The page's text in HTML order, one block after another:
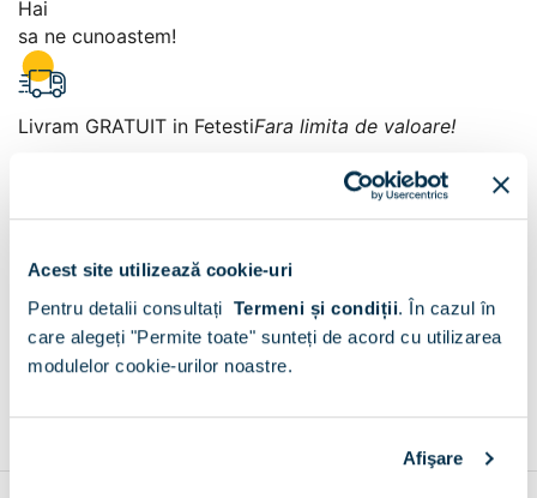
Acest site utilizează cookie-uri
Pentru detalii consultați Termeni și condiții. În cazul în
care alegeți "Permite toate" sunteți de acord cu utilizarea
modulelor cookie-urilor noastre.
Afişare
Hai
sa ne cunoastem!
Livram GRATUIT in FetestiFara limita de valoare!
Fetesti
+